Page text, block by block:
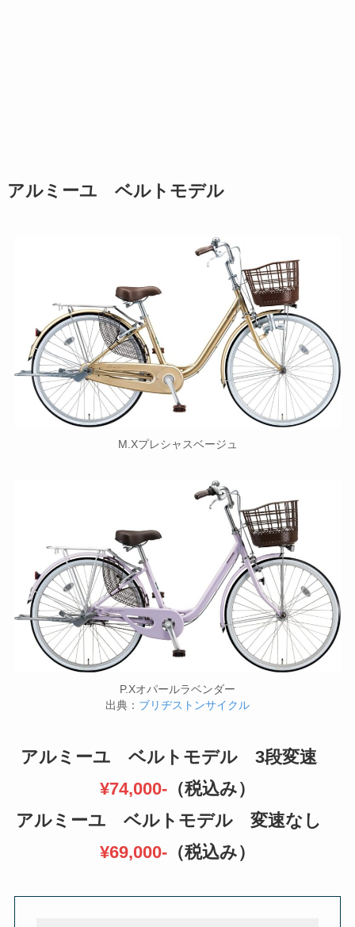
アルミーユ ベルトモデル
M.Xプレシャスベージュ
P.Xオパールラベンダー
出典： ブリヂストンサイクル
アルミーユ ベルトモデル 3段変速
¥74,000- （税込み）
アルミーユ ベルトモデル 変速なし
¥69,000- （税込み）